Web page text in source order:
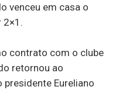
venceu em casa o
2×1.
contrato com o clube
retornou ao
presidente Eureliano